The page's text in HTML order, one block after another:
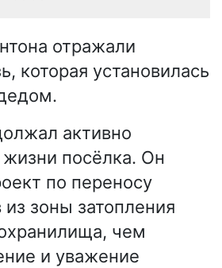
отражали
которая установилась
активно
жизни посёлка. Он
по переносу
зоны затопления
чем
и уважение